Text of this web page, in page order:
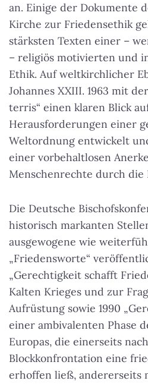
an. Einige der Dokumente
Kirche zur Friedensethik
stärksten Texten einer –
– religiös motivierten und
Ethik. Auf weltkirchlicher
Johannes XXIII. 1963 mit
terris“ einen klaren Blick
Herausforderungen einer
Weltordnung entwickelt
einer vorbehaltlosen
Menschenrechte durch die
Die Deutsche
historisch markanten
ausgewogene wie
„Friedensworte“
„Gerechtigkeit schafft
Kalten Krieges und zur
Aufrüstung sowie 1990
einer ambivalenten Phase
Europas, die einerseits
Blockkonfrontation eine
erhoffen ließ, andererseits